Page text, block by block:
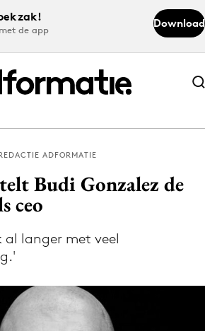
de app
Download
Abonneer nu
Abonneer nu
nieuws via de Adformatie
Nieuws app
ADFORMATIE
Budi Gonzalez de
ceo
al langer met veel